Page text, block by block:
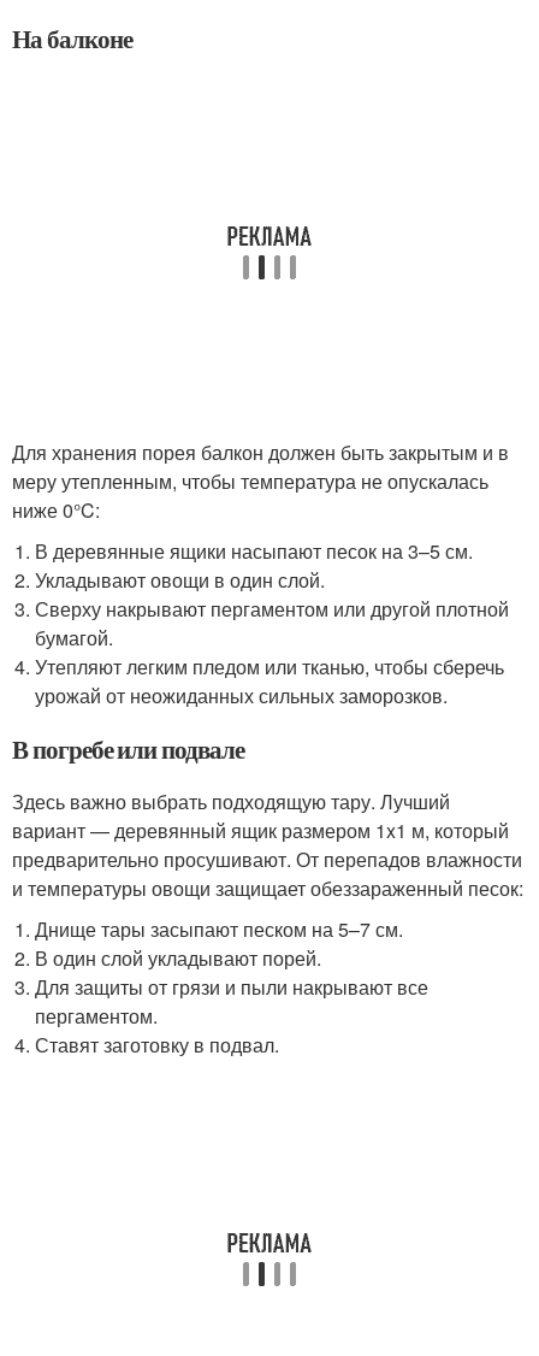
На балконе
Для хранения порея балкон должен быть закрытым и в
меру утепленным, чтобы температура не опускалась
ниже 0°C:
В деревянные ящики насыпают песок на 3–5 см.
Укладывают овощи в один слой.
Сверху накрывают пергаментом или другой плотной
бумагой.
Утепляют легким пледом или тканью, чтобы сберечь
урожай от неожиданных сильных заморозков.
В погребе или подвале
Здесь важно выбрать подходящую тару. Лучший
вариант — деревянный ящик размером 1x1 м, который
предварительно просушивают. От перепадов влажности
и температуры овощи защищает обеззараженный песок:
Днище тары засыпают песком на 5–7 см.
В один слой укладывают порей.
Для защиты от грязи и пыли накрывают все
пергаментом.
Ставят заготовку в подвал.